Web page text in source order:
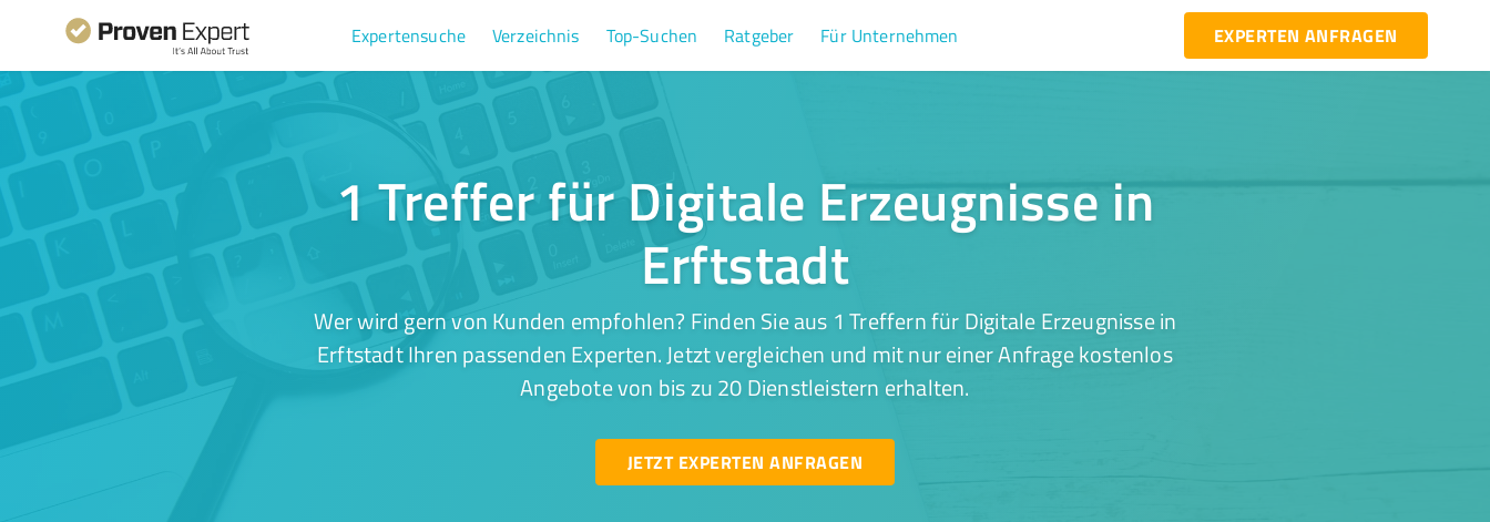
Expertensuche Verzeichnis Top-Suchen Ratgeber Für Unternehmen EXPERTEN ANFRAGEN
1 Treffer für Digitale Erzeugnisse in
Erftstadt
Wer wird gern von Kunden empfohlen? Finden Sie aus 1 Treffern für Digitale Erzeugnisse in
Erftstadt Ihren passenden Experten. Jetzt vergleichen und mit nur einer Anfrage kostenlos
Angebote von bis zu 20 Dienstleistern erhalten.
JETZT EXPERTEN ANFRAGEN